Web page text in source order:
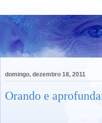
domingo, dezembro 18, 2011
Orando e